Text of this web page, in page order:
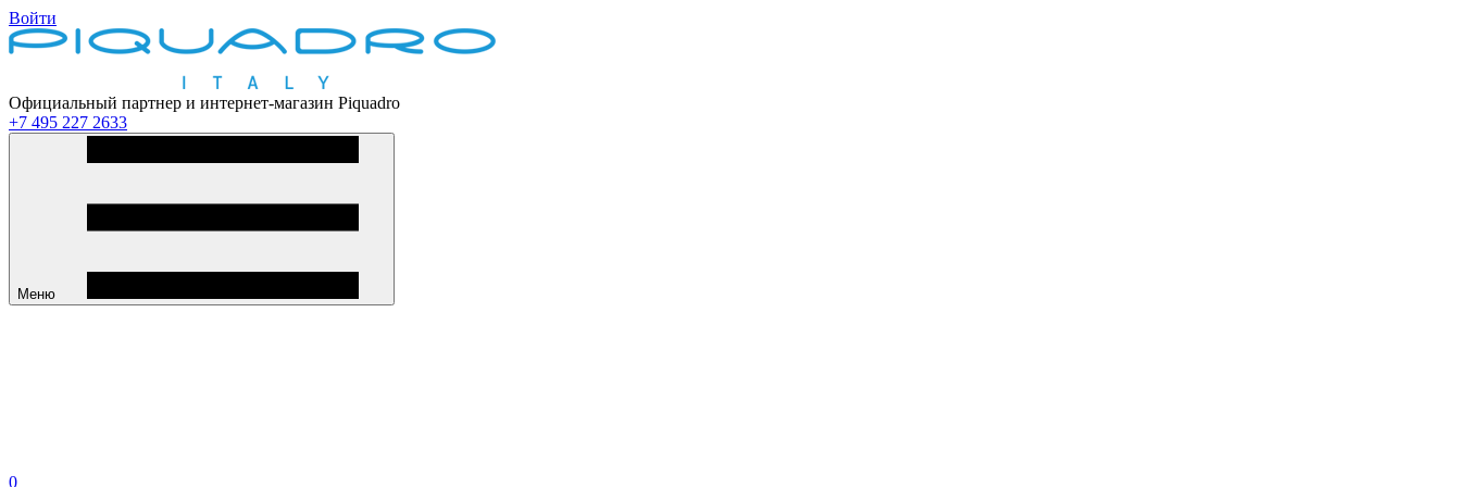
Войти
Официальный партнер и интернет-магазин Piquadro
+7 495 227 2633
Меню
0